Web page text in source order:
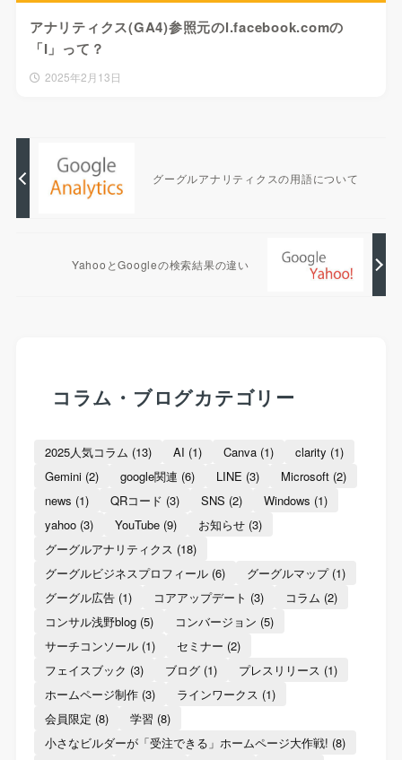
アナリティクス(GA4)参照元のl.facebook.comの
「I」って？
2025年2月13日
グーグルアナリティクスの用語について
YahooとGoogleの検索結果の違い
コラム・ブログカテゴリー
2025人気コラム (13) AI (1) Canva(1) clarity (1)
Gemini(2) google関連 (6) LINE (3) Microsoft(2)
news (1) QRコード (3) SNS (2) Windows (1)
yahoo(3) YouTube(9) お知らせ(3)
グーグルアナリティクス (18)
グーグルビジネスプロフィール(6) グーグルマップ(1)
グーグル広告(1) コアアップデート (3) コラム (2)
コンサル浅野blog(5) コンバージョン (5)
サーチコンソール(1) セミナー (2)
フェイスブック (3) ブログ(1) プレスリリース (1)
ホームページ制作(3) ラインワークス (1)
会員限定 (8) 学習 (8)
小さなビルダーが「受注できる」ホームページ大作戦! (8)